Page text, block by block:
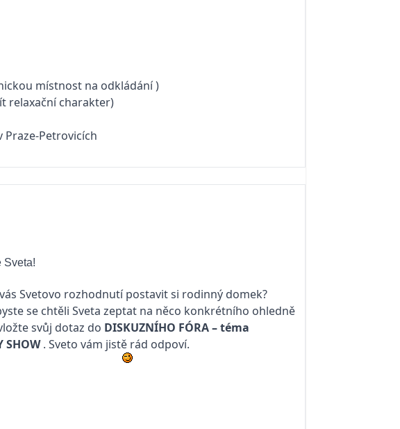
místnost na odkládání )
relaxační charakter)
Praze-Petrovicích
Sveta!
Svetovo rozhodnutí postavit si rodinný domek?
se chtěli Sveta zeptat na něco konkrétního ohledně
svůj dotaz do DISKUZNÍHO FÓRA – téma
SHOW. Sveto vám jistě rád odpoví.